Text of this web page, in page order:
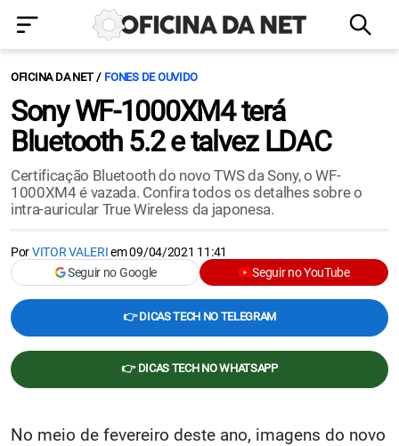
OFICINA DA NET FONES DE OUVIDO
Sony WF-1000XM4 terá
Bluetooth 5.2 e talvez LDAC
Certificação Bluetooth do novo TWS da Sony, o WF-
1000XM4 é vazada. Confira todos os detalhes sobre o
intra-auricular True Wireless da japonesa.
PorVITOR VALERIem09/04/2021 11:41
Seguir no Google
Seguir no YouTube
👉 DICAS TECH NO TELEGRAM
👉 DICAS TECH NO WHATSAPP
No meio de fevereiro deste ano, imagens do novo